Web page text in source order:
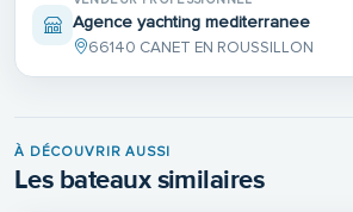
Agence yachting mediterranee
66140 CANET EN ROUSSILLON
À DÉCOUVRIR AUSSI
Les bateaux similaires